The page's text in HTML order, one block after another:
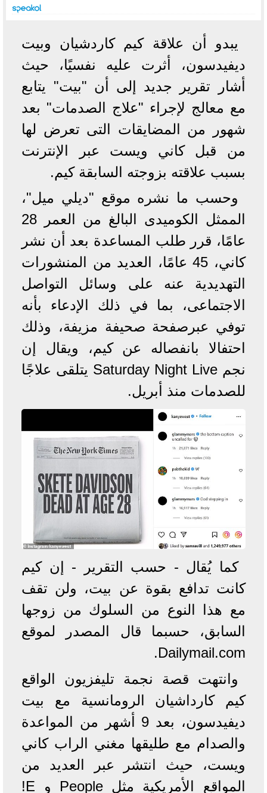
يبدو أن علاقة كيم كاردشيان وبيت
ديفيدسون، أثرت عليه نفسيًا، حيث
أشار تقرير جديد إلى أن "بيت" يتابع
مع معالج لإجراء "علاج الصدمات" بعد
شهور من المضايقات التى تعرض لها
من قبل كاني ويست عبر الإنترنت
بسبب علاقته بزوجته السابقة كيم.
وحسب ما نشره موقع "ديلي ميل"،
الممثل الكوميدى البالغ من العمر 28
عامًا، قرر طلب المساعدة بعد أن نشر
كاني، 45 عامًا، العديد من المنشورات
التهديدية عنه على وسائل التواصل
الاجتماعى، بما في ذلك الإدعاء بأنه
توفي عبرصفحة صحيفة مزيفة، وذلك
احتفالا بانفصاله عن كيم، ويقال إن
نجم Saturday Night Live يتلقى علاجًا
للصدمات منذ أبريل.
كما يُقال - حسب التقرير - إن كيم
كانت تدافع بقوة عن بيت، ولن تقف
مع هذا النوع من السلوك من زوجها
السابق، حسبما قال المصدر لموقع
Dailymail.com.
وانتهت قصة نجمة تليفزيون الواقع
كيم كارداشيان الرومانسية مع بيت
ديفيدسون، بعد 9 أشهر من المواعدة
والصدام مع طليقها مغني الراب كاني
ويست، حيث انتشر عبر العديد من
المواقع الأمريكية مثل People و E!